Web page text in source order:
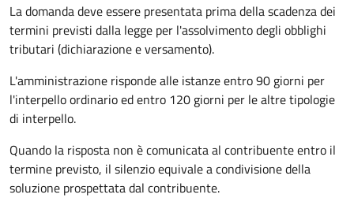
La domanda deve essere presentata prima della scadenza dei
termini previsti dalla legge per l'assolvimento degli obblighi
tributari (dichiarazione e versamento).
L'amministrazione risponde alle istanze entro 90 giorni per
l'interpello ordinario ed entro 120 giorni per le altre tipologie
di interpello.
Quando la risposta non è comunicata al contribuente entro il
termine previsto, il silenzio equivale a condivisione della
soluzione prospettata dal contribuente.